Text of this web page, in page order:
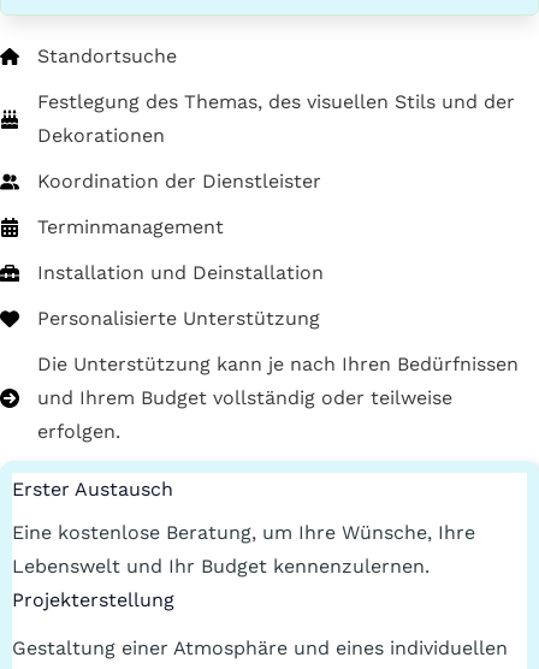
Standortsuche
Festlegung des Themas, des visuellen Stils und der
Dekorationen
Koordination der Dienstleister
Terminmanagement
Installation und Deinstallation
Personalisierte Unterstützung
Die Unterstützung kann je nach Ihren Bedürfnissen
und Ihrem Budget vollständig oder teilweise
erfolgen.
Erster Austausch
Eine kostenlose Beratung, um Ihre Wünsche, Ihre
Lebenswelt und Ihr Budget kennenzulernen.
Projekterstellung
Gestaltung einer Atmosphäre und eines individuellen